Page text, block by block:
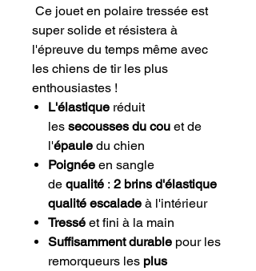
Ce jouet en polaire tressée est
super solide et résistera à
l'épreuve du temps même avec
les chiens de tir les plus
enthousiastes !
L'élastique réduit
les secousses du cou et de
l'épaule du chien
Poignée en sangle
de qualité : 2 brins d'élastique
qualité escalade à l'intérieur
Tressé et fini à la main
Suffisamment durable pour les
remorqueurs les plus